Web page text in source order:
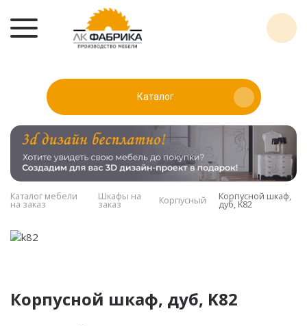
Каталог
Каталог мебели
на заказ
Шкафы на
заказ Корпусный Корпусной шкаф,
дуб, K82
Корпусной шкаф, дуб, K82